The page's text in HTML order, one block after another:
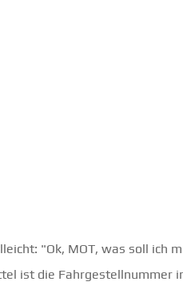
"Ok, MOT, was soll ich
ist die Fahrgestellnummer